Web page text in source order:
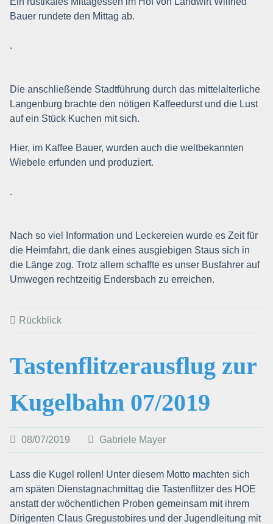
Bauer rundete den Mittag ab.
.
Die anschließende Stadtführung durch das mittelalterliche
Langenburg brachte den nötigen Kaffeedurst und die Lust
auf ein Stück Kuchen mit sich.
Hier, im Kaffee Bauer, wurden auch die weltbekannten
Wiebele erfunden und produziert.
.
Nach so viel Information und Leckereien wurde es Zeit für
die Heimfahrt, die dank eines ausgiebigen Staus sich in
die Länge zog. Trotz allem schaffte es unser Busfahrer auf
Umwegen rechtzeitig Endersbach zu erreichen.
Rückblick
Tastenflitzerausflug zur
Kugelbahn 07/2019
08/07/2019 Gabriele Mayer
Lass die Kugel rollen! Unter diesem Motto machten sich
am späten Dienstagnachmittag die Tastenflitzer des HOE
anstatt der wöchentlichen Proben gemeinsam mit ihrem
Dirigenten Claus Gregustobires und der Jugendleitung mit